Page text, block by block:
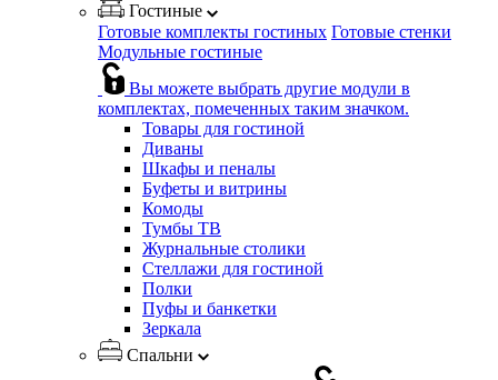
Гостиные
Готовые комплекты гостиных Готовые стенки
Модульные гостиные
Вы можете выбрать другие модули в
комплектах, помеченных таким значком.
Товары для гостиной
Диваны
Шкафы и пеналы
Буфеты и витрины
Комоды
Тумбы ТВ
Журнальные столики
Стеллажи для гостиной
Полки
Пуфы и банкетки
Зеркала
Спальни